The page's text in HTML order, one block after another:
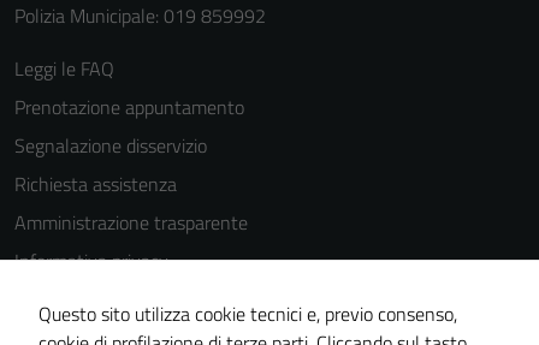
Polizia Municipale: 019 859992
Leggi le FAQ
Prenotazione appuntamento
Segnalazione disservizio
Richiesta assistenza
Amministrazione trasparente
Informativa privacy
Cookie Policy
Note legali
Questo sito utilizza cookie tecnici e, previo consenso,
Questi cookie
informazioni